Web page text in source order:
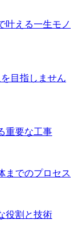
叶える一生モノ
目指しません
重要な工事
までのプロセス
役割と技術